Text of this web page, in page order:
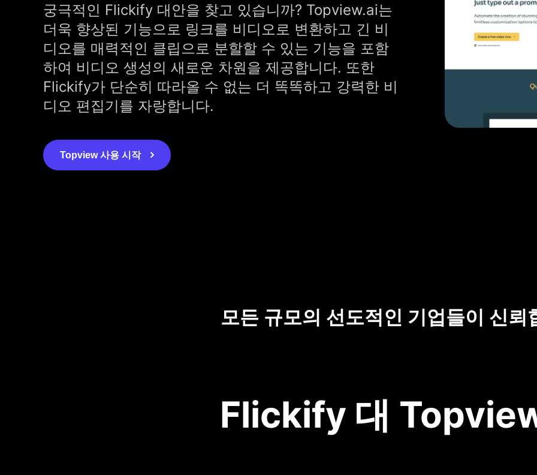
궁극적인 Flickify 대안을 찾고 있습니까? Topview.ai는
더욱 향상된 기능으로 링크를 비디오로 변환하고 긴 비
디오를 매력적인 클립으로 분할할 수 있는 기능을 포함
하여 비디오 생성의 새로운 차원을 제공합니다. 또한
Flickify가 단순히 따라올 수 없는 더 똑똑하고 강력한 비
디오 편집기를 자랑합니다.
Topview 사용 시작
모든 규모의 선도적인 기업들이 신뢰
Flickify 대